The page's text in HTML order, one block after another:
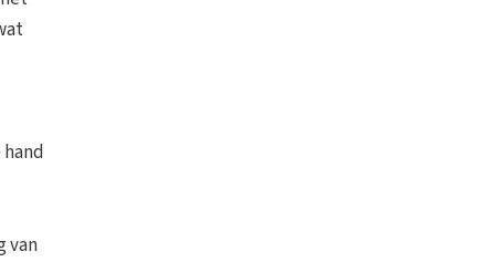
van